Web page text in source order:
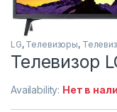
LG, Телевизоры,
Телевизор
Availability: Нет в